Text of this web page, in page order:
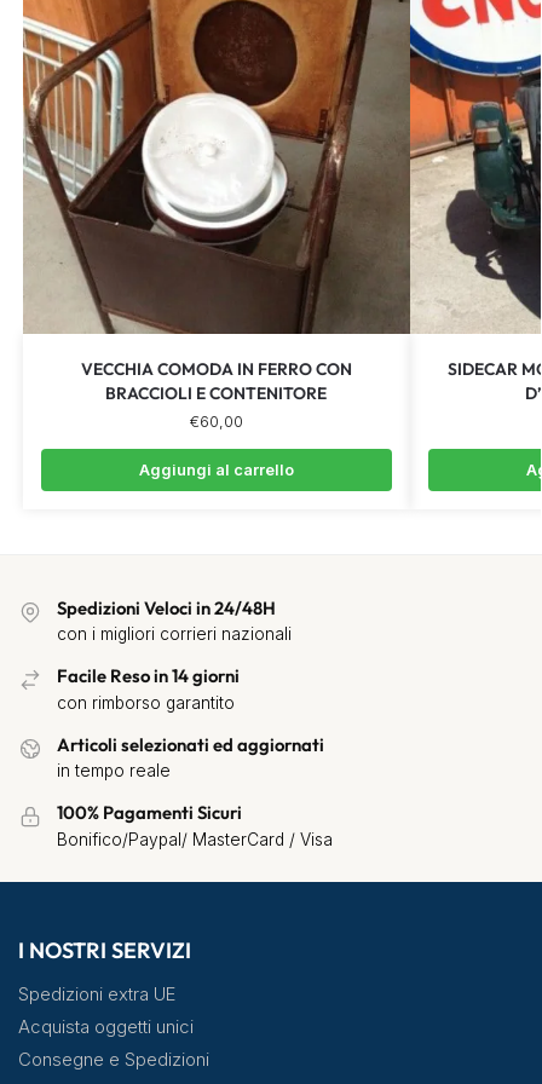
VECCHIA COMODA IN FERRO CON
BRACCIOLI E CONTENITORE
€60,00
Aggiungi al carrello
SIDECAR
Spedizioni Veloci in 24/48H
con i migliori corrieri nazionali
Facile Reso in 14 giorni
con rimborso garantito
Articoli selezionati ed aggiornati
in tempo reale
100% Pagamenti Sicuri
Bonifico/Paypal/ MasterCard / Visa
I NOSTRI SERVIZI
Spedizioni extra UE
Acquista oggetti unici
Consegne e Spedizioni